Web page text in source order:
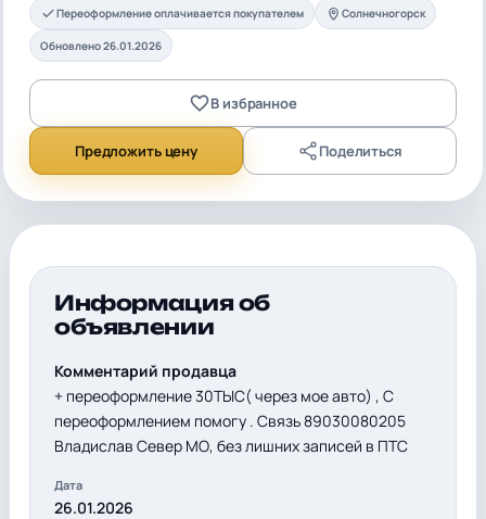
Переоформление оплачивается покупателем Солнечногорск
Обновлено 26.01.2026
В избранное
Предложить цену Поделиться
Информация об
объявлении
Комментарий продавца
+ переоформление 30ТЫС( через мое авто) , С
переоформлением помогу . Связь 89030080205
Владислав Север МО, без лишних записей в ПТС
Дата
26.01.2026